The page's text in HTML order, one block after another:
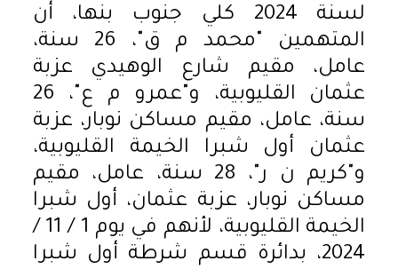
لسنة 2024 كلي جنوب بنها، أن
المتهمين "محمد م ق"، 26 سنة،
عامل، مقيم شارع الوهيدي عزبة
عثمان القليوبية، و"عمرو م ع"، 26
سنة، عامل، مقيم مساكن نوبار، عزبة
عثمان أول شبرا الخيمة القليوبية،
و"كريم ن ر"، 28 سنة، عامل، مقيم
مساكن نوبار، عزبة عثمان، أول شبرا
الخيمة القليوبية، لأنهم في يوم 1 / 11 /
2024، بدائرة قسم شرطة أول شبرا